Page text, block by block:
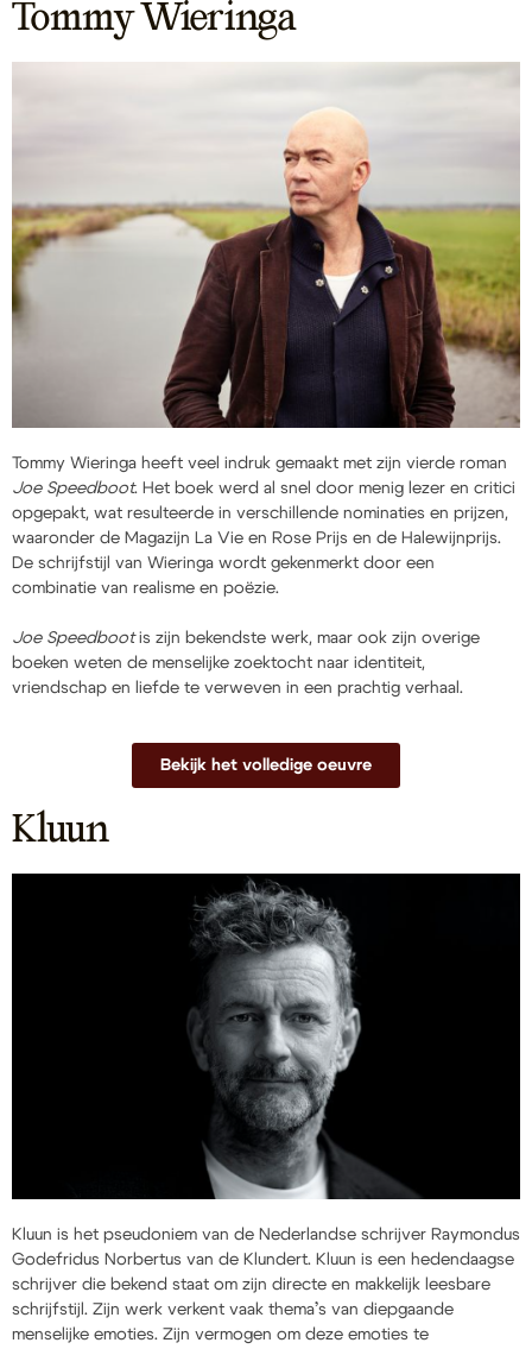
Tommy Wieringa
Tommy Wieringa heeft veel indruk gemaakt met zijn vierde roman
Joe Speedboot. Het boek werd al snel door menig lezer en critici
opgepakt, wat resulteerde in verschillende nominaties en prijzen,
waaronder de Magazijn La Vie en Rose Prijs en de Halewijnprijs.
De schrijfstijl van Wieringa wordt gekenmerkt door een
combinatie van realisme en poëzie.
Joe Speedbootis zijn bekendste werk, maar ook zijn overige
boeken weten de menselijke zoektocht naar identiteit,
vriendschap en liefde te verweven in een prachtig verhaal.
Bekijk het volledige oeuvre
Kluun
Kluun is het pseudoniem van de Nederlandse schrijver Raymondus
Godefridus Norbertus van de Klundert. Kluun is een hedendaagse
schrijver die bekend staat om zijn directe en makkelijk leesbare
schrijfstijl. Zijn werk verkent vaak thema’s van diepgaande
menselijke emoties. Zijn vermogen om deze emoties te